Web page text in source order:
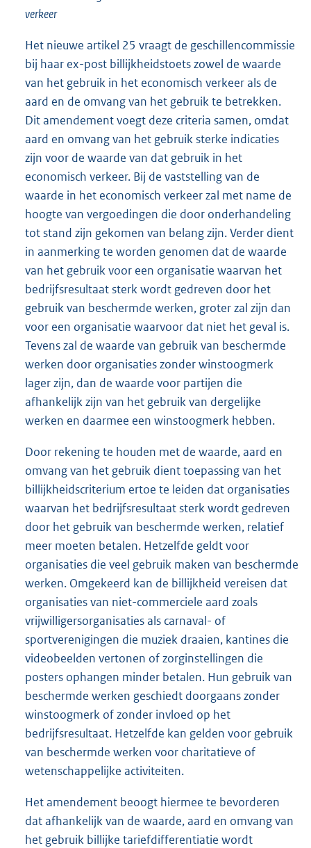
verkeer
Het nieuwe artikel 25 vraagt de geschillencommissie
bij haar ex-post billijkheidstoets zowel de waarde
van het gebruik in het economisch verkeer als de
aard en de omvang van het gebruik te betrekken.
Dit amendement voegt deze criteria samen, omdat
aard en omvang van het gebruik sterke indicaties
zijn voor de waarde van dat gebruik in het
economisch verkeer. Bij de vaststelling van de
waarde in het economisch verkeer zal met name de
hoogte van vergoedingen die door onderhandeling
tot stand zijn gekomen van belang zijn. Verder dient
in aanmerking te worden genomen dat de waarde
van het gebruik voor een organisatie waarvan het
bedrijfsresultaat sterk wordt gedreven door het
gebruik van beschermde werken, groter zal zijn dan
voor een organisatie waarvoor dat niet het geval is.
Tevens zal de waarde van gebruik van beschermde
werken door organisaties zonder winstoogmerk
lager zijn, dan de waarde voor partijen die
afhankelijk zijn van het gebruik van dergelijke
werken en daarmee een winstoogmerk hebben.
Door rekening te houden met de waarde, aard en
omvang van het gebruik dient toepassing van het
billijkheidscriterium ertoe te leiden dat organisaties
waarvan het bedrijfsresultaat sterk wordt gedreven
door het gebruik van beschermde werken, relatief
meer moeten betalen. Hetzelfde geldt voor
organisaties die veel gebruik maken van beschermde
werken. Omgekeerd kan de billijkheid vereisen dat
organisaties van niet-commerciele aard zoals
vrijwilligersorganisaties als carnaval- of
sportverenigingen die muziek draaien, kantines die
videobeelden vertonen of zorginstellingen die
posters ophangen minder betalen. Hun gebruik van
beschermde werken geschiedt doorgaans zonder
winstoogmerk of zonder invloed op het
bedrijfsresultaat. Hetzelfde kan gelden voor gebruik
van beschermde werken voor charitatieve of
wetenschappelijke activiteiten.
Het amendement beoogt hiermee te bevorderen
dat afhankelijk van de waarde, aard en omvang van
het gebruik billijke tariefdifferentiatie wordt